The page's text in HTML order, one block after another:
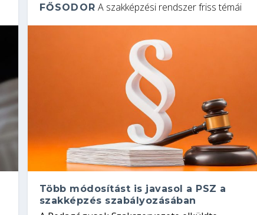
FŐSODOR A szakképzési rendszer friss témái
Több módosítást is javasol a PSZ a
szakképzés szabályozásában